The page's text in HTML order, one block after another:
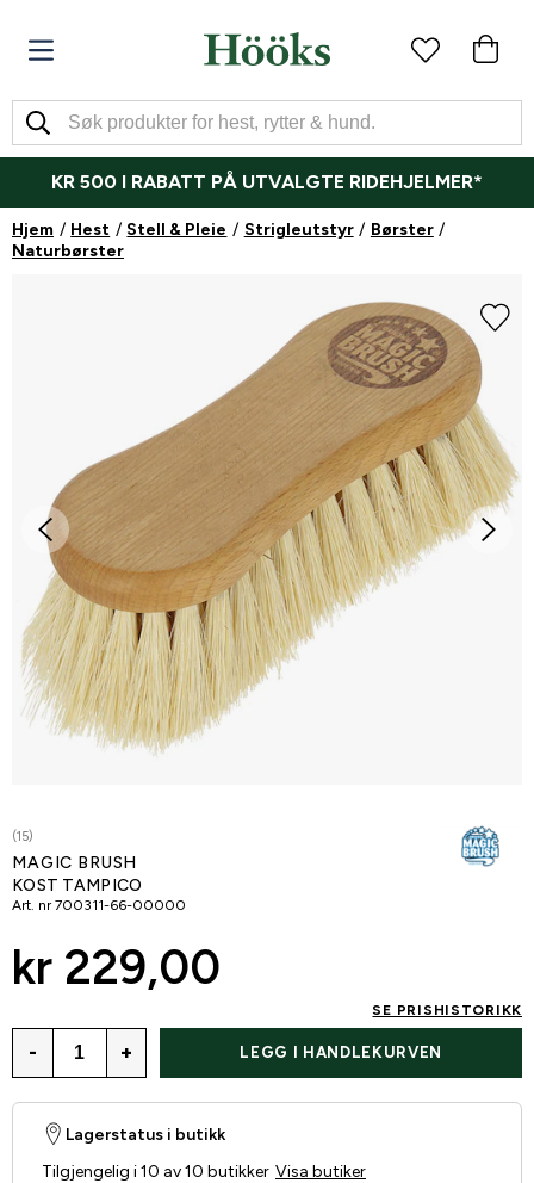
KR 500 I RABATT PÅ UTVALGTE RIDEHJELMER*
Hjem Hest Stell & Pleie Strigleutstyr
Børster
Naturbørster
(15)
MAGIC BRUSH
KOST TAMPICO
Art. nr 700311-66-00000
kr 229,00
SE PRISHISTORIKK
- + LEGG I HANDLEKURVEN
Lagerstatus i butikk
Tilgjengelig i 10 av 10 butikker Visa butiker